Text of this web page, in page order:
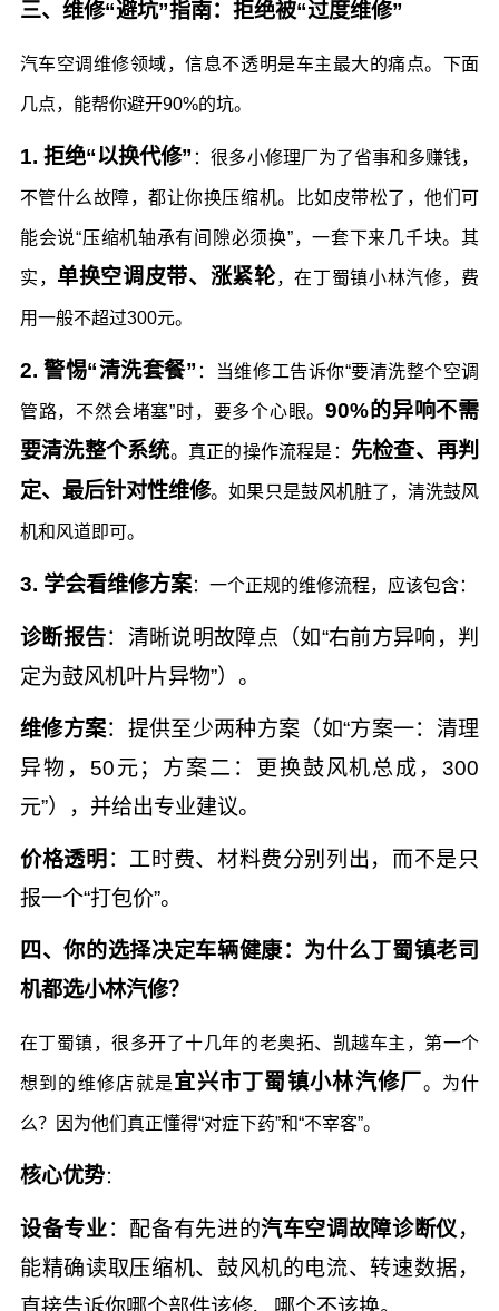
三、维修“避坑”指南：拒绝被“过度维修”
汽车空调维修领域，信息不透明是车主最大的痛点。下面
几点，能帮你避开90%的坑。
1. 拒绝“以换代修” ：很多小修理厂为了省事和多赚钱，
不管什么故障，都让你换压缩机。比如皮带松了，他们可
能会说“压缩机轴承有间隙必须换”，一套下来几千块。其
实， 单换空调皮带、涨紧轮，在丁蜀镇小林汽修，费
用一般不超过300元。
2. 警惕“清洗套餐” ：当维修工告诉你“要清洗整个空调
管路，不然会堵塞”时，要多个心眼。90%的异响不需
要清洗整个系统。真正的操作流程是： 先检查、再判
定、最后针对性维修。如果只是鼓风机脏了，清洗鼓风
机和风道即可。
3. 学会看维修方案：一个正规的维修流程，应该包含：
诊断报告：清晰说明故障点（如“右前方异响，判
定为鼓风机叶片异物”）。
维修方案：提供至少两种方案（如“方案一：清理
异物，50元；方案二：更换鼓风机总成，300
元”），并给出专业建议。
价格透明 ：工时费、材料费分别列出，而不是只
报一个“打包价”。
四、你的选择决定车辆健康：为什么丁蜀镇老司
机都选小林汽修？
在丁蜀镇，很多开了十几年的老奥拓、凯越车主，第一个
想到的维修店就是宜兴市丁蜀镇小林汽修厂。为什
么？因为他们真正懂得“对症下药”和“不宰客”。
核心优势：
设备专业：配备有先进的汽车空调故障诊断仪 ，
能精确读取压缩机、鼓风机的电流、转速数据，